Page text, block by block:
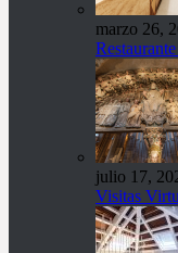
marzo 26,
julio 17,
Visitas